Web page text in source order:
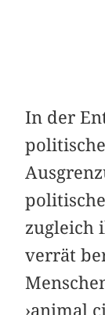
In der
zugleich
verrät
›animal